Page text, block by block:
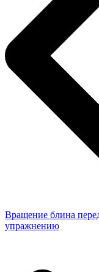
Вращение блина
упражнению